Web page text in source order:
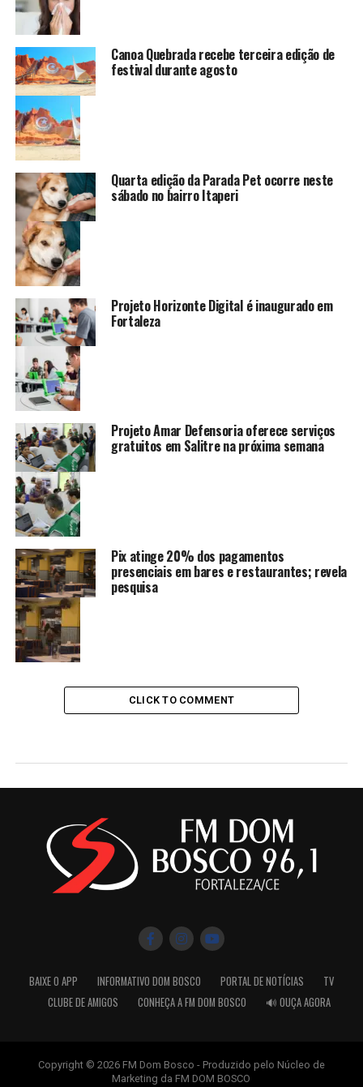
Canoa Quebrada recebe terceira edição de
festival durante agosto
Quarta edição da Parada Pet ocorre neste
sábado no bairro Itaperi
Projeto Horizonte Digital é inaugurado em
Fortaleza
Projeto Amar Defensoria oferece serviços
gratuitos em Salitre na próxima semana
Pix atinge 20% dos pagamentos
presenciais em bares e restaurantes; revela
pesquisa
CLICK TO COMMENT
BAIXE O APP INFORMATIVO DOM BOSCO PORTAL DE NOTÍCIAS
TV
CLUBE DE AMIGOS
CONHEÇA A FM DOM BOSCO 🔊 OUÇA AGORA
Copyright © 2026 FM Dom Bosco - Produzido pelo Núcleo de
Marketing da FM DOM BOSCO